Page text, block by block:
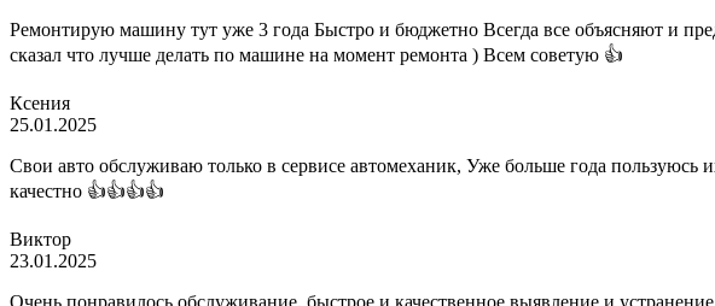
Ремонтирую машину тут уже 3 года Быстро и бюджетно Всегда все объясняют и
сказал что лучше делать по машине на момент ремонта ) Всем советую 👍
Ксения
25.01.2025
Свои авто обслуживаю только в сервисе автомеханик, Уже больше года пользуюсь
качестно 👍👍👍👍
Виктор
23.01.2025
Очень понравилось обслуживание, быстрое и качественное выявление и